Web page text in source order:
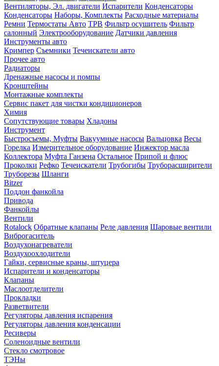
Вентиляторы, Эл. двигатели Испарители Конденсаторы
Конденсаторы Наборы, Комплекты Расходные материалы
Ремни Термостаты Авто ТРВ Фильтр осушитель Фильтр
салонный Электрооборудование Датчики давления
Инструменты авто
Кримпер Съемники Течеискатели авто
Прочее авто
Радиаторы
Дренажные насосы и помпы
Кронштейны
Монтажные комплекты
Сервис пакет для чистки кондиционеров
Химия
Сопутствующие товары Хладоны
Инструмент
Быстросъемы, Муфты Вакуумные насосы Вальцовка Весы
Горелка Измерительное оборудование Инжектор масла
Коллектора Муфта Ганзена Остальное Припой и флюс
Проколки Рефко Течеискатели Трубогибы Труборасширители
Труборезы Шланги
Bitzer
Поддон фанкойла
Привода
Фанкойлы
Вентили
Rotalock Обратные клапаны Реле давления Шаровые вентили
Виброгаситель
Воздухонагреватели
Воздухоохлодители
Гайки, сервисные краны, штуцера
Испарители и конденсаторы
Клапаны
Маслоотделители
Прокладки
Разветвители
Регуляторы давления испарения
Регуляторы давления конденсации
Ресиверы
Соленоидные вентили
Стекло смотровое
ТЭНы